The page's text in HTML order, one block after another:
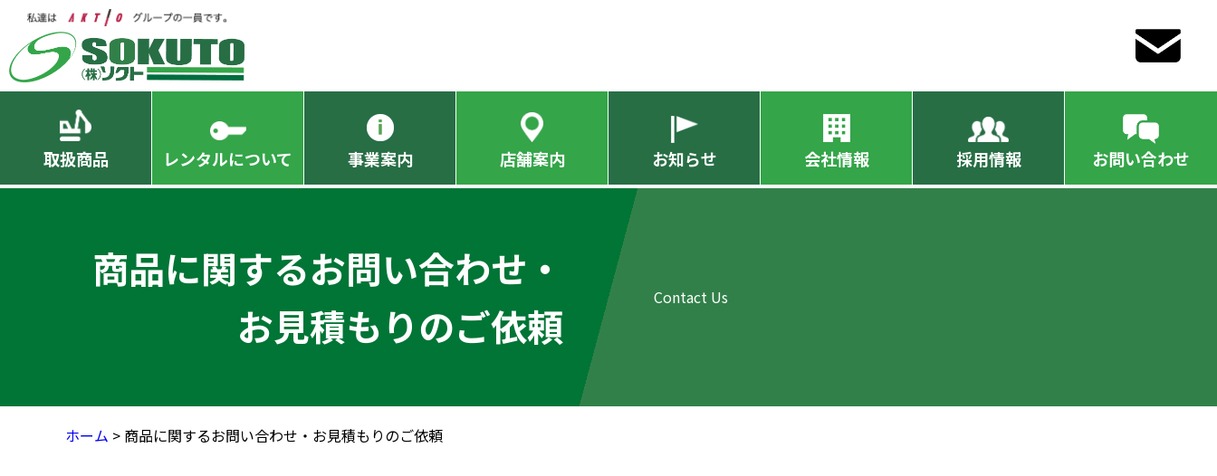
取扱商品 レンタルについて 事業案内 店舗案内 お知らせ 会社情報 採用情報 お問い合わせ
商品に関するお問い合わせ・
お見積もりのご依頼
ホーム > 商品に関するお問い合わせ・お見積もりのご依頼